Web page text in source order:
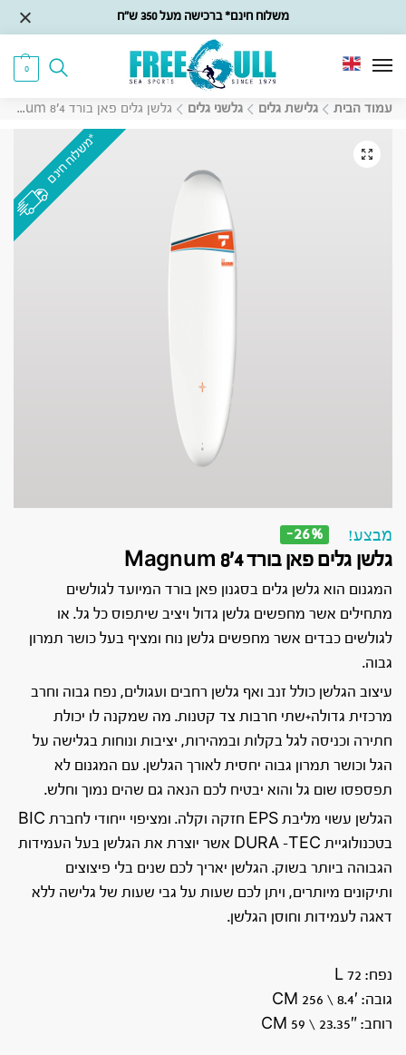
משלוח חינם* ברכישה מעל 350 ש״ח
0
עמוד הבית גלישת גלים גלשני גלים גלשן גלים פאן בורד Magnum 8’4
מבצע! -26%
גלשן גלים פאן בורד Magnum 8’4
המגנום הוא גלשן גלים בסגנון פאן בורד המיועד לגולשים
מתחילים אשר מחפשים גלשן גדול ויציב שיתפוס כל גל. או
לגולשים כבדים אשר מחפשים גלשן נוח ומציף בעל כושר תמרון
גבוה.
עיצוב הגלשן כולל זנב ואף גלשן רחבים ועגולים, נפח גבוה וחרב
מרכזית גדולה+שתי חרבות צד קטנות. מה שמקנה לו יכולת
חתירה וכניסה לגל בקלות ובמהירות, יציבות ונוחות בגלישה על
הגל וכושר תמרון גבוה יחסית לאורך הגלשן. עם המגנום לא
תפספסו שום גל והוא יבטיח לכם הנאה גם שהים נמוך וחלש.
הגלשן עשוי מליבת EPS חזקה וקלה. ומציפוי ייחודי לחברת BIC
בטכנולוגיית DURA -TEC אשר יוצרת את הגלשן בעל העמידות
הגבוהה ביותר בשוק. הגלשן יאריך לכם שנים בלי פיצוצים
ותיקונים מיותרים, ויתן לכם שעות על גבי שעות של גלישה ללא
דאגה לעמידות וחוסן הגלשן.
נפח: 72 L
גובה: 8.4′ \ 256 CM
רוחב: 23.35″ \ 59 CM